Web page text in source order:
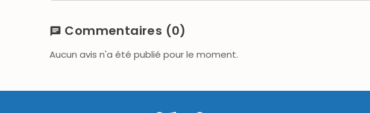
chat Commentaires (0)
Aucun avis n'a été publié pour le moment.